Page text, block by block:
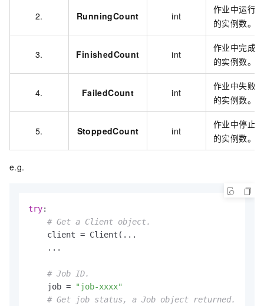
2. RunningCount int
作业中运行
的实例数。
3. FinishedCount int
作业中完成
的实例数。
4. FailedCount int
作业中失败
的实例数。
5. StoppedCount int
作业中停止
的实例数。
e.g.
try:
# Get a Client object.
    client = Client(...
    ...
# Job ID.
    job =
"job-xxxx"
# Get job status, a Job object returned.